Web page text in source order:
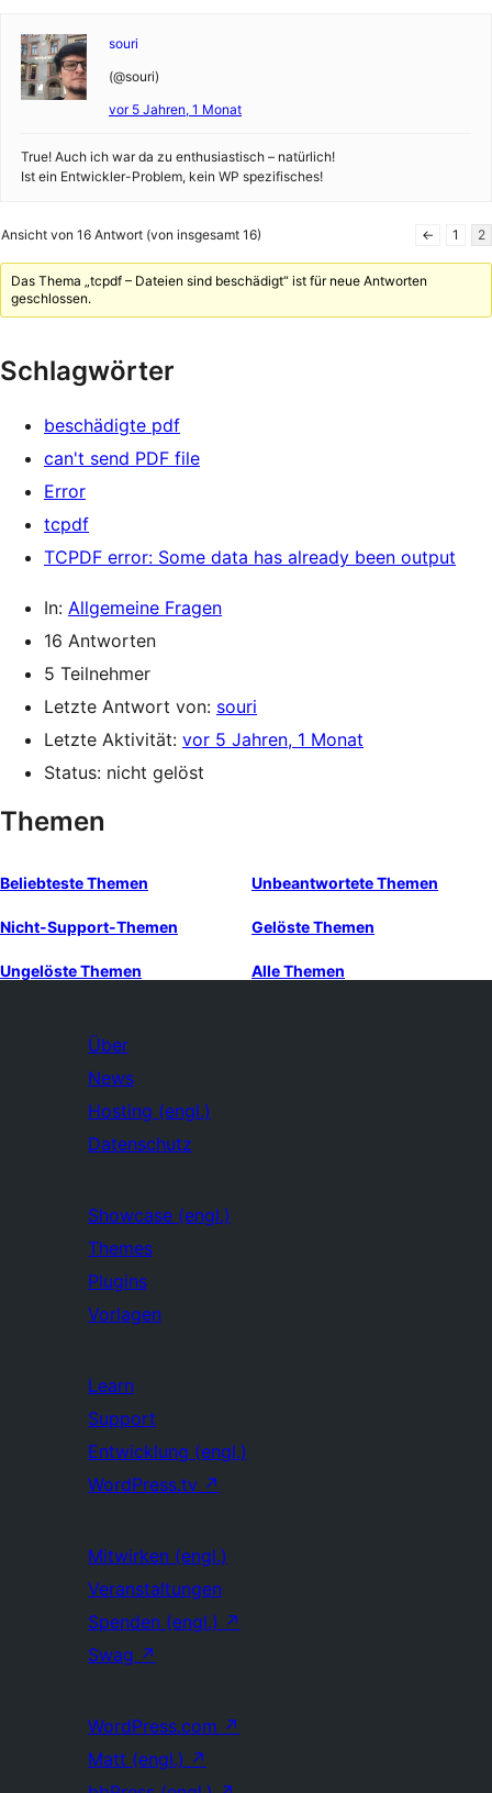
souri
(@souri)
vor 5 Jahren, 1 Monat
True! Auch ich war da zu enthusiastisch – natürlich!
Ist ein Entwickler-Problem, kein WP spezifisches!
Ansicht von 16 Antwort (von insgesamt 16) ← 1 2
Das Thema „tcpdf – Dateien sind beschädigt“ ist für neue Antworten
geschlossen.
Schlagwörter
beschädigte pdf
can't send PDF file
Error
tcpdf
TCPDF error: Some data has already been output
In: Allgemeine Fragen
16 Antworten
5 Teilnehmer
Letzte Antwort von: souri
Letzte Aktivität: vor 5 Jahren, 1 Monat
Status: nicht gelöst
Themen
Beliebteste Themen Unbeantwortete Themen
Nicht-Support-Themen Gelöste Themen
Ungelöste Themen Alle Themen
Über
News
Hosting (engl.)
Datenschutz
Showcase (engl.)
Themes
Plugins
Vorlagen
Learn
Support
Entwicklung (engl.)
WordPress.tv ↗
Mitwirken (engl.)
Veranstaltungen
Spenden (engl.) ↗
Swag ↗
WordPress.com ↗
Matt (engl.) ↗